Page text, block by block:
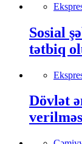
Sosial
tətbiq
Dövlət